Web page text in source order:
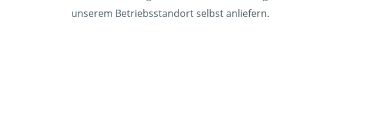
unserem Betriebsstandort selbst anliefern.